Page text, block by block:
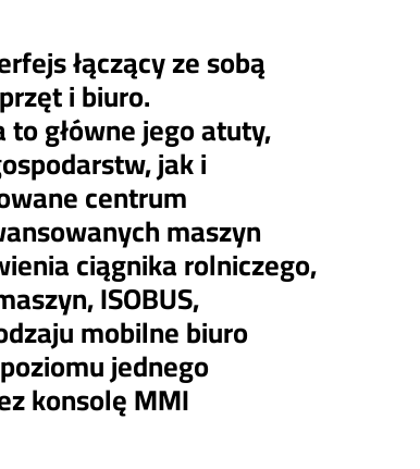
łączący ze sobą
i biuro.
główne jego atuty,
jak i
centrum
maszyn
ciągnika rolniczego,
ISOBUS,
mobilne biuro
jednego
konsolę MMI